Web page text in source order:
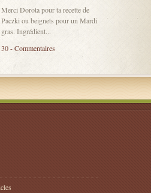
Merci Dorota pour ta recette de
Paczki ou beignets pour un Mardi
gras. Ingrédient...
30 - Commentaires